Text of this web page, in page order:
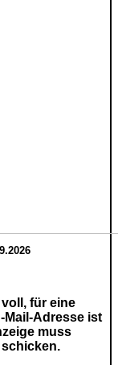
für eine
Mail-Adresse ist
muss
schicken.